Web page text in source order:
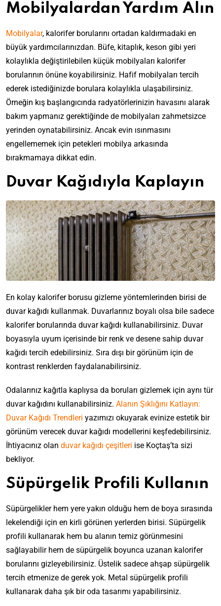
Mobilyalardan Yardım Alın
Mobilyalar, kalorifer borularını ortadan kaldırmadaki en
büyük yardımcılarınızdan. Büfe, kitaplık, keson gibi yeri
kolaylıkla değiştirilebilen küçük mobilyaları kalorifer
borularının önüne koyabilirsiniz. Hafif mobilyaları tercih
ederek istediğinizde borulara kolaylıkla ulaşabilirsiniz.
Örneğin kış başlangıcında radyatörlerinizin havasını alarak
bakım yapmanız gerektiğinde de mobilyaları zahmetsizce
yerinden oynatabilirsiniz. Ancak evin ısınmasını
engellememek için petekleri mobilya arkasında
bırakmamaya dikkat edin.
Duvar Kağıdıyla Kaplayın
En kolay kalorifer borusu gizleme yöntemlerinden birisi de
duvar kağıdı kullanmak. Duvarlarınız boyalı olsa bile sadece
kalorifer borularında duvar kağıdı kullanabilirsiniz. Duvar
boyasıyla uyum içerisinde bir renk ve desene sahip duvar
kağıdı tercih edebilirsiniz. Sıra dışı bir görünüm için de
kontrast renklerden faydalanabilirsiniz.
Odalarınız kağıtla kaplıysa da boruları gizlemek için aynı tür
duvar kağıdını kullanabilirsiniz. Alanın Şıklığını Katlayın:
Duvar Kağıdı Trendleri yazımızı okuyarak evinize estetik bir
görünüm verecek duvar kağıdı modellerini keşfedebilirsiniz.
İhtiyacınız olan duvar kağıdı çeşitleri ise Koçtaş’ta sizi
bekliyor.
Süpürgelik Profili Kullanın
Süpürgelikler hem yere yakın olduğu hem de boya sırasında
lekelendiği için en kirli görünen yerlerden birisi. Süpürgelik
profili kullanarak hem bu alanın temiz görünmesini
sağlayabilir hem de süpürgelik boyunca uzanan kalorifer
borularını gizleyebilirsiniz. Üstelik sadece ahşap süpürgelik
tercih etmenize de gerek yok. Metal süpürgelik profili
kullanarak daha şık bir oda tasarımı yapabilirsiniz.
T
o
z
l
r
i
s
i
l
l
a
İ
ç
i
n
E
d
e
o
a
a
r
A
e
s
N
d
i
r
B
a
a
M
a
t
a
u
a
s
ı
T
k
ı
D
u
v
a
K
a
ı
d
D
k
k
a
t
e
k
D
v
a
r
l
r
a
K
a
v
E
v
d
Z
e
k
i
B
r
Y
m
A
t
o
s
e
r
İ
ç
i
Z
e
v
k
i
i
r
a
z
i
n
B
h
ç
e
D
u
v
r